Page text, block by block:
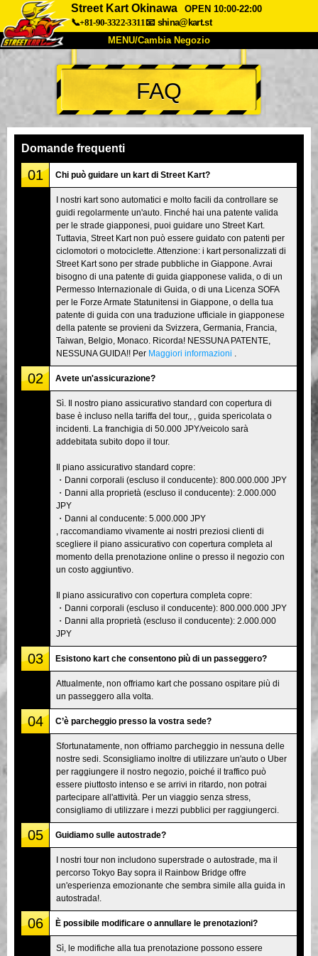
Street Kart Okinawa
OPEN 10:00-22:00
📞+81-90-3322-3311📧 shina@kart.st
MENU/Cambia Negozio
INIZIO
Chi Siamo Specifiche Prezzo
Recensioni
Azienda
Tokyo Shinagawa Tokyo Akihabara#1
Tokyo Akihabara#2 Tokyo Shibuya
Tokyo Shibuya Annex Tokyo Bay
Tokyo Asakusa Osaka
Okinawa
FAQ
Domande frequenti
01 Chi può guidare un kart di Street Kart?
I nostri kart sono automatici e molto facili da controllare se
guidi regolarmente un'auto. Finché hai una patente valida
per le strade giapponesi, puoi guidare uno Street Kart.
Tuttavia, Street Kart non può essere guidato con patenti per
ciclomotori o motociclette. Attenzione: i kart personalizzati di
Street Kart sono per strade pubbliche in Giappone. Avrai
bisogno di una patente di guida giapponese valida, o di un
Permesso Internazionale di Guida, o di una Licenza SOFA
per le Forze Armate Statunitensi in Giappone, o della tua
patente di guida con una traduzione ufficiale in giapponese
della patente se provieni da Svizzera, Germania, Francia,
Taiwan, Belgio, Monaco. Ricorda! NESSUNA PATENTE,
NESSUNA GUIDA!! Per Maggiori informazioni
02 Avete un'assicurazione?
Sì. Il nostro piano assicurativo standard con copertura di
base è incluso nella tariffa del tour,, , guida spericolata o
incidenti. La franchigia di 50.000 JPY/veicolo sarà
addebitata subito dopo il tour.
Il piano assicurativo standard copre:
・Danni corporali (escluso il conducente): 800.000.000 JPY
・Danni alla proprietà (escluso il conducente): 2.000.000
JPY
・Danni al conducente: 5.000.000 JPY
, raccomandiamo vivamente ai nostri preziosi clienti di
scegliere il piano assicurativo con copertura completa al
momento della prenotazione online o presso il negozio con
un costo aggiuntivo.
Il piano assicurativo con copertura completa copre:
・Danni corporali (escluso il conducente): 800.000.000 JPY
・Danni alla proprietà (escluso il conducente): 2.000.000
JPY
03 Esistono kart che consentono più di un passeggero?
Attualmente, non offriamo kart che possano ospitare più di
un passeggero alla volta.
04 C’è parcheggio presso la vostra sede?
Sfortunatamente, non offriamo parcheggio in nessuna delle
nostre sedi. Sconsigliamo inoltre di utilizzare un'auto o Uber
per raggiungere il nostro negozio, poiché il traffico può
essere piuttosto intenso e se arrivi in ritardo, non potrai
partecipare all'attività. Per un viaggio senza stress,
consigliamo di utilizzare i mezzi pubblici per raggiungerci.
05 Guidiamo sulle autostrade?
I nostri tour non includono superstrade o autostrade, ma il
percorso Tokyo Bay sopra il Rainbow Bridge offre
un'esperienza emozionante che sembra simile alla guida in
autostrada!.
06 È possibile modificare o annullare le prenotazioni?
Sì, le modifiche alla tua prenotazione possono essere